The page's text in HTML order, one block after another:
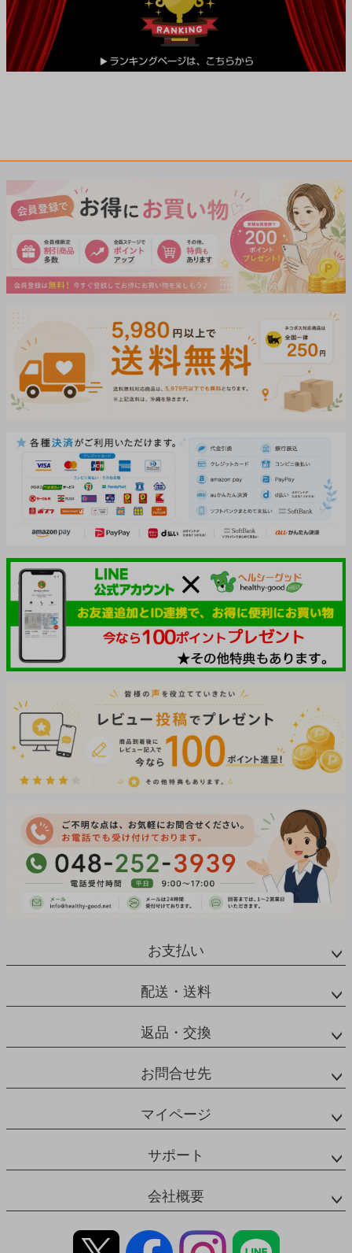
お支払い
配送・送料
返品・交換
お問合せ先
マイページ
サポート
会社概要